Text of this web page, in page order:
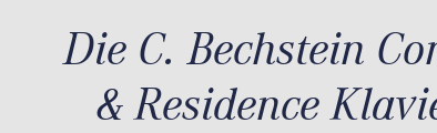
Die C. Bechstein
& Residence